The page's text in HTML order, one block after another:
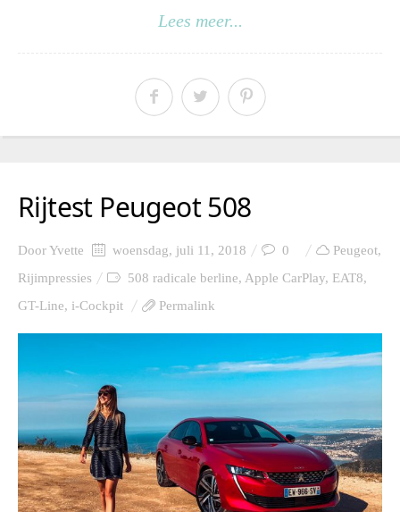
Lees meer...
Rijtest Peugeot 508
DoorYvette woensdag, juli 11, 2018 0 Peugeot,
Rijimpressies
508 radicale berline, Apple CarPlay, EAT8,
GT-Line, i-Cockpit Permalink